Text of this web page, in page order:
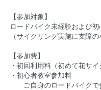
【参加対象】
ロードバイク未経験および
（サイクリング実施に支障
【参加費】
・初回利用料（初めて花サ
・初心者教室参加料
ご自身のロードバイク